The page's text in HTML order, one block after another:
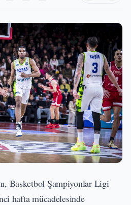
Basketbol Şampiyonlar Ligi
hafta mücadelesinde